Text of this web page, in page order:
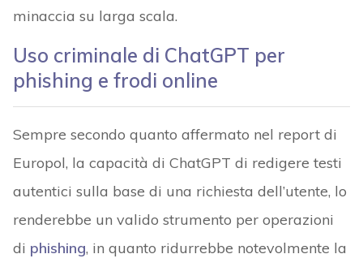
minaccia su larga scala.
Uso criminale di ChatGPT per
phishing e frodi online
Sempre secondo quanto affermato nel report di
Europol, la capacità di ChatGPT di redigere testi
autentici sulla base di una richiesta dell’utente, lo
renderebbe un valido strumento per operazioni
di phishing, in quanto ridurrebbe notevolmente la